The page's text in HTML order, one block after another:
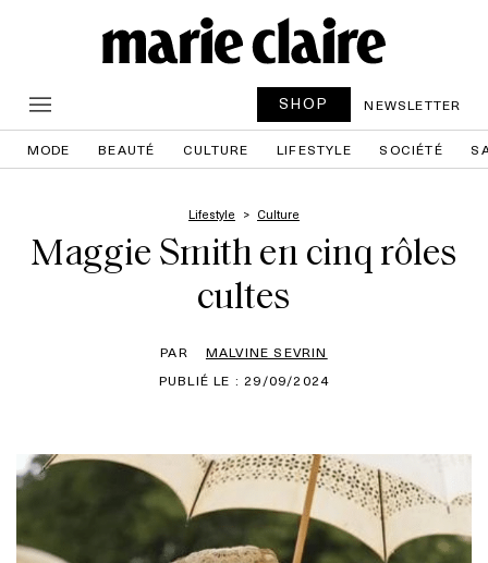
SHOP NEWSLETTER
MODE BEAUTÉ CULTURE LIFESTYLE SOCIÉTÉ
Lifestyle Culture
Maggie Smith en cinq rôles
cultes
PAR
MALVINE SEVRIN
PUBLIÉ LE : 29/09/2024